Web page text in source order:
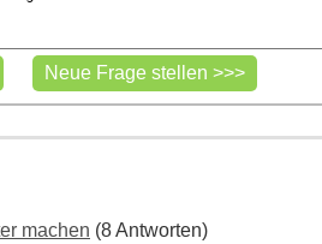
machen (8 Antworten)